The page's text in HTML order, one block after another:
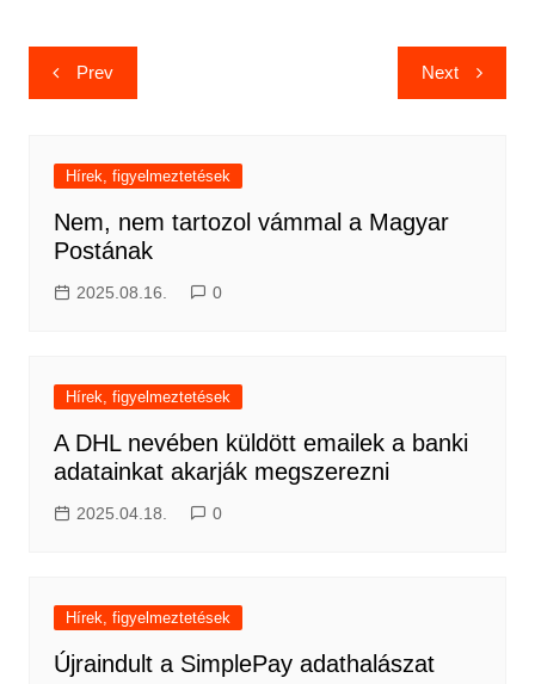
Bejegyzés
navigáció
Prev Next
Hírek, figyelmeztetések
Nem, nem tartozol vámmal a Magyar
Postának
2025.08.16. 0
Hírek, figyelmeztetések
A DHL nevében küldött emailek a banki
adatainkat akarják megszerezni
2025.04.18. 0
Hírek, figyelmeztetések
Újraindult a SimplePay adathalászat